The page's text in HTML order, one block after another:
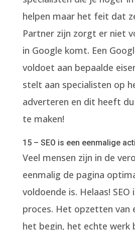
helpen maar het feit dat
Partner zijn zorgt er niet
in Google komt. Een
voldoet aan bepaalde
stelt aan specialisten op
adverteren en dit heeft
te maken!
15 – SEO is een eenmalige
Veel mensen zijn in de
eenmalig de pagina
voldoende is. Helaas!
proces. Het opzetten van
het begin, het echte werk